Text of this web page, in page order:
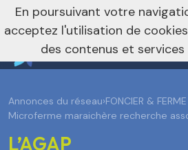
Annonces du réseau›FONCIER &
Microferme maraichère recherche
L’AGAP
En poursuivant votre
acceptez l'utilisation de
des contenus et